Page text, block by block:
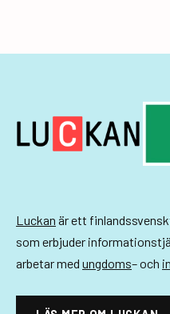
g
-
a
v
i
g
Luckan är ett
som erbjuder
arbetar med ungdoms– och